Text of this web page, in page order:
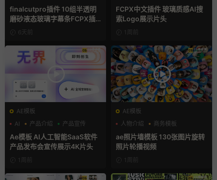
finalcutpro插件 10组半透明
磨砂液态玻璃字幕条FCPX插
6天前
支持Intel+M芯片
FCPX中文插件 玻璃质感AI搜
索Logo展示片头
1周前
AE模板
AI
产品介绍 产品宣传
Ae模板 AI人工智能SaaS软件
产品发布会宣传展示4K片头
1周前
AE模板
人物介绍
商务模板
幻灯片
ae照片墙模板 130张图片旋转
照片轮播视频
1周前